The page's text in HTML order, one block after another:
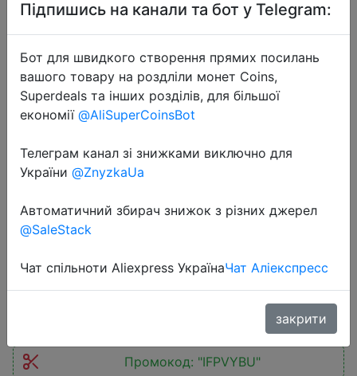
2025-07-16
New 100% cotton short-sleeved
cartoon pajamas Japanese simple
short pajamas women sleepwear
$8.48
Промокод: "IFPVYBU"
Підпишись на канали та бот у Telegram:
Бот для швидкого створення прямих посилань
вашого товару на роздліли монет Coins,
Superdeals та інших розділів, для більшої
економії @AliSuperCoinsBot
Телеграм канал зі знижками виключно для
України @ZnyzkaUa
Автоматичний збирач знижок з різних джерел
@SaleStack
Чат спільноти Aliexpress УкраїнаЧат Аліекспресс
закрити